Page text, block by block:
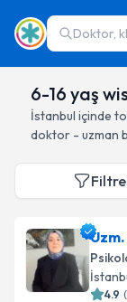
Doktor,
6-16 yaş
İstanbul içinde
doktor - uzman
4.9 (